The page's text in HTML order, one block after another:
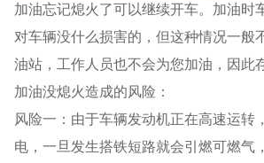
加油忘记熄火了可以继续开车。加油时
对车辆没什么损害的，但这种情况一般
油站，工作人员也不会为您加油，因此
加油没熄火造成的风险：
风险一：由于车辆发动机正在高速运转
电，一旦发生搭铁短路就会引燃可燃气